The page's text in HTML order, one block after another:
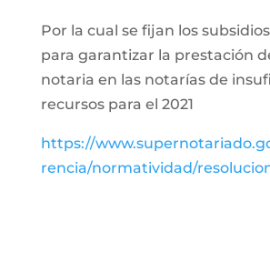
Por la cual se fijan los
para garantizar la prestación
notaria en las notarías de
recursos para el 2021
https://
rencia/normatividad/